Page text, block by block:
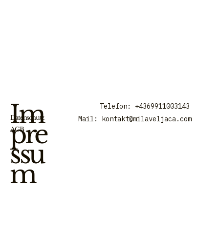
Im
pre
ssu
m
Datenschutz
AGB
Mail: kontakt@milaveljaca.com
Telefon: +4369911003143